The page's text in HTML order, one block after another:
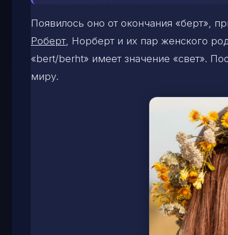
Появилось оно от окончания «берт»,
Роберт , Норберт и их пар женского
«bert/berht» имеет значение «свет».
миру.